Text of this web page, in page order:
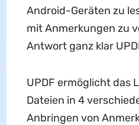
Android-Geräten zu
mit Anmerkungen zu
Antwort ganz klar
UPDF ermöglicht das
Dateien in 4
Anbringen von